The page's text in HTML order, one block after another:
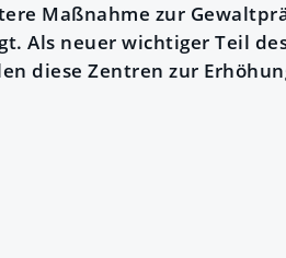
Maßnahme zur
Als neuer wichtiger Teil
diese Zentren zur